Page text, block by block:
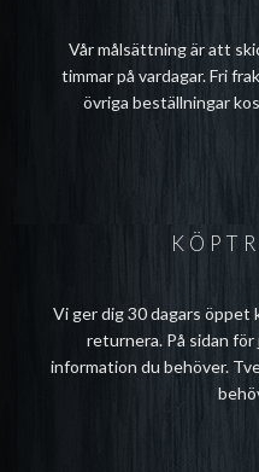
Vår målsättning är att
timmar på vardagar. Fri
övriga beställningar
Vi ger dig 30 dagars öppet
returnera. På sidan för
information du behöver.